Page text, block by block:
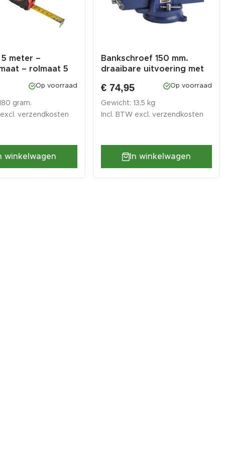
meter –
– rolmaat 5
Op voorraad
gram.
excl.verzendkosten
winkelwagen
Bankschroef 150 mm.
draaibare uitvoering met
€ 74,95 Op voorraad
Gewicht: 13,5 kg
Incl. BTW excl.verzendkosten
In winkelwagen